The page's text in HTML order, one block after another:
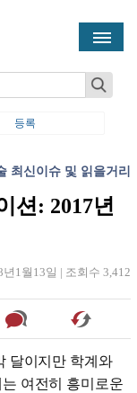
등록
최신이슈 및 읽을거리
션: 2017년
년1월13일 | 조회수 3,412
달이지만 학계와
여전히 흥미로운